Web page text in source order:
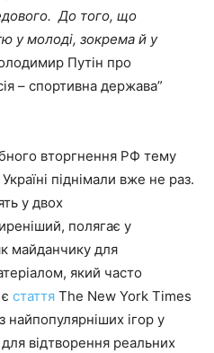
До того, що
у молоді, зокрема й у
Путін про
– спортивна держава”
вторгнення РФ тему
піднімали вже не раз.
у двох
полягає у
майданчику для
який часто
стаття The New York Times
найпопулярніших ігор у
відтворення реальних